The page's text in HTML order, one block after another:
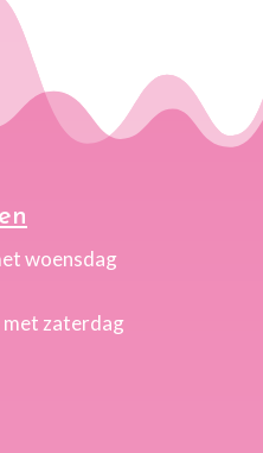
woensdag
zaterdag